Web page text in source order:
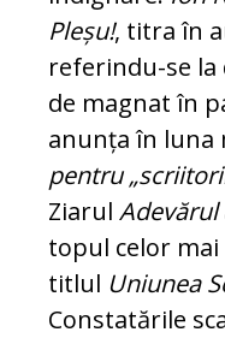
Pleșu!, titra în
referindu-se la
de mag­nat în
anunța în luna
pentru
Ziarul Adevărul
topul celor
titlul Uniunea
Constatările